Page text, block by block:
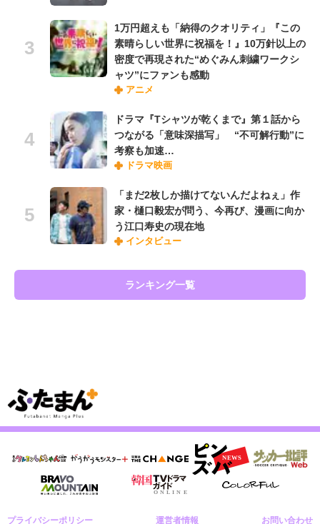
1万円超えも「納得のクオリティ」『この
素晴らしい世界に祝福を！』10万針以上の
密度で再現された“めぐみん刺繍ワークシ
ャツ”にファンも感動
アニメ
ドラマ『Tシャツが乾くまで』第１話から
つながる「意味深描写」 “不可解行動”に
考察も加速…
ドラマ映画
「まだ2枚しか描けてないんだよねぇ」作
家・樋口毅宏が問う、今再び、漫画に向か
う江口寿史の現在地
インタビュー
ランキング一覧
プライバシーポリシー 運営者情報 お問い合わせ